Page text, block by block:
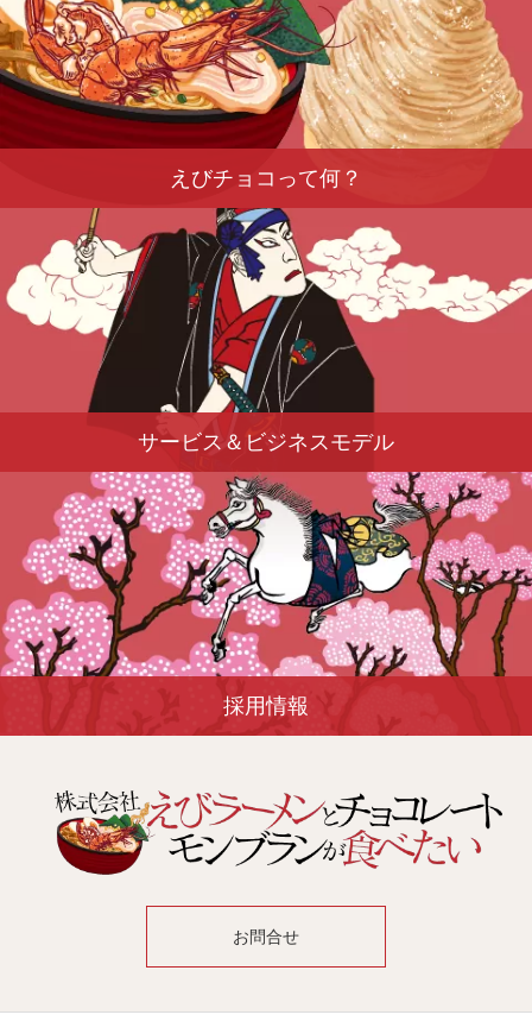
えびチョコって何？
サービス＆ビジネスモデル
採用情報
お問合せ